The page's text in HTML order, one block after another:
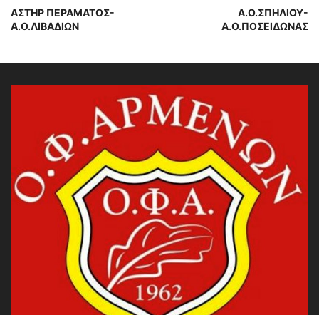
ΑΣΤΗΡ ΠΕΡΑΜΑΤΟΣ-
Α.Ο.ΛΙΒΑΔΙΩΝ
Α.Ο.ΣΠΗΛΙΟΥ-
Α.Ο.ΠΟΣΕΙΔΩΝΑΣ